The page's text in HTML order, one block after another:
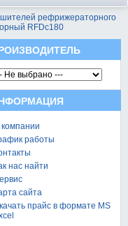
рефрижераторного
RFDc180
работы
нас найти
сайта
прайс в формате MS